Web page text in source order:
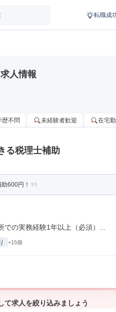
転職成
人情報
歴不問 未経験者歓迎 在宅
る税理士補助
600円！
の実務経験1年以上（必須）...
+15個
て求人を絞り込みましょう